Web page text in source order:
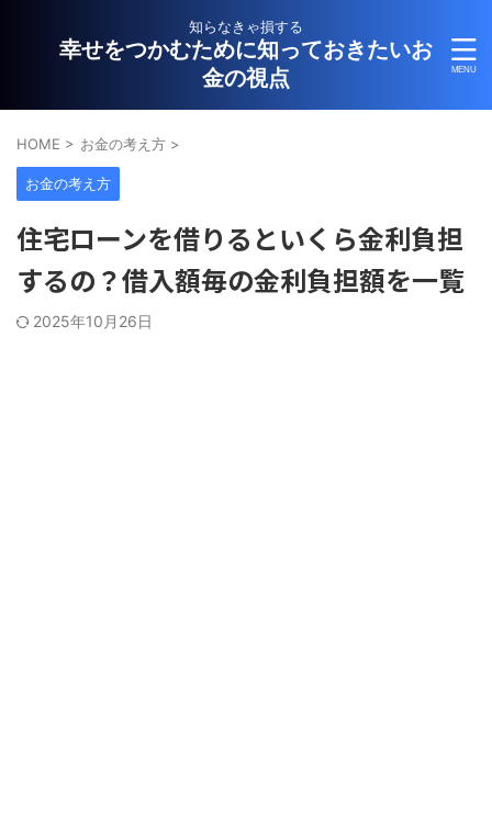
知らなきゃ損する
幸せをつかむために知っておきたいお
金の視点
HOME > お金の考え方 >
お金の考え方
住宅ローンを借りるといくら金利負担
するの？借入額毎の金利負担額を一覧
2025年10月26日